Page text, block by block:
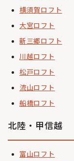
横須賀ロフト
大宮ロフト
新三郷ロフト
川越ロフト
松戸ロフト
流山ロフト
船橋ロフト
北陸・甲信越
富山ロフト